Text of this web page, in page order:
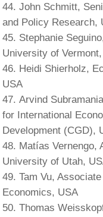
John Schmitt,
and Policy Research,
Stephanie
University of
Heidi Shierholz,
USA
Arvind
for International
Development (CGD),
Matías Vernengo,
University of Utah,
Tam Vu,
Economics, USA
Thomas